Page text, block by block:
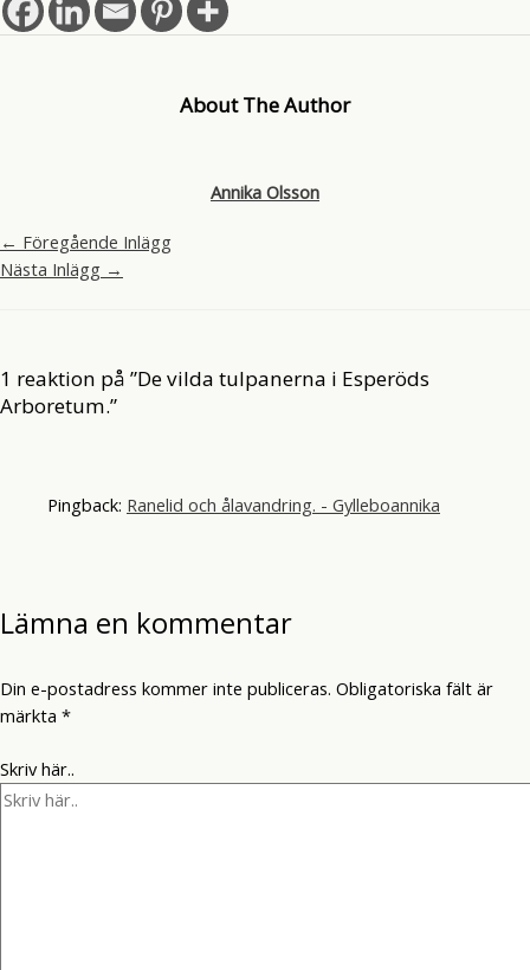
About The Author
Annika Olsson
← Föregående Inlägg
Nästa Inlägg →
1 reaktion på ”De vilda tulpanerna i Esperöds
Arboretum.”
Pingback: Ranelid och ålavandring. - Gylleboannika
Lämna en kommentar
Din e-postadress kommer inte publiceras. Obligatoriska fält är
märkta *
Skriv här..